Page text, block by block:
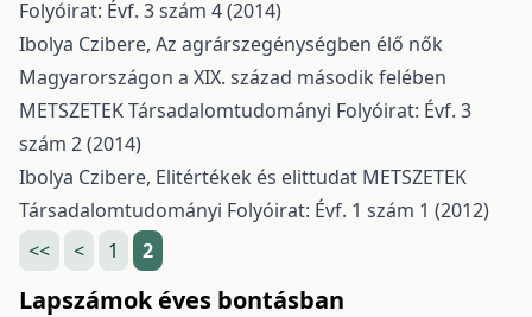
Folyóirat: Évf. 3 szám 4 (2014)
Ibolya Czibere, Az agrárszegénységben élő nők
Magyarországon a XIX. század második felében
METSZETEK Társadalomtudományi Folyóirat: Évf. 3
szám 2 (2014)
Ibolya Czibere, Elitértékek és elittudat METSZETEK
Társadalomtudományi Folyóirat: Évf. 1 szám 1 (2012)
<<
< 1 2
Lapszámok éves bontásban